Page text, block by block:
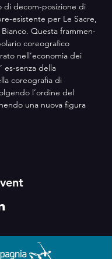
di decom-posizione di
esistente per Le Sacre,
Questa frammen-
coreografico
nell’economia dei
es-senza della
coreografia di
l’ordine del
una nuova figura